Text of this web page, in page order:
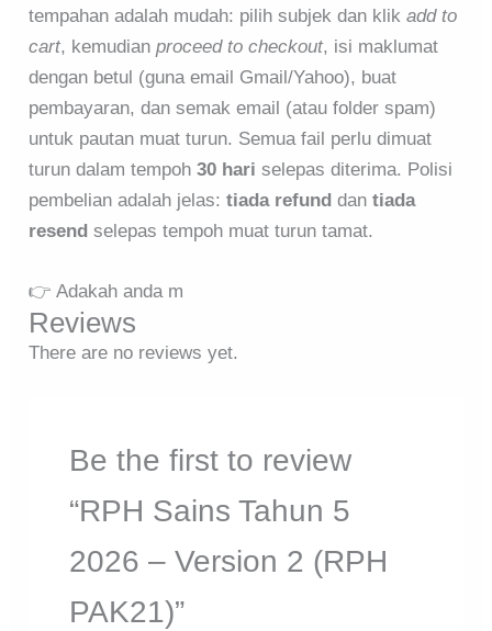
tempahan adalah mudah: pilih subjek dan klikadd to
cart, kemudianproceed to checkout, isi maklumat
dengan betul (guna email Gmail/Yahoo), buat
pembayaran, dan semak email (atau folder spam)
untuk pautan muat turun. Semua fail perlu dimuat
turun dalam tempoh30 hari selepas diterima. Polisi
pembelian adalah jelas:tiada refund dantiada
resend selepas tempoh muat turun tamat.
👉 Adakah anda m
Reviews
There are no reviews yet.
Be the first to review
“RPH Sains Tahun 5
2026 – Version 2 (RPH
PAK21)”